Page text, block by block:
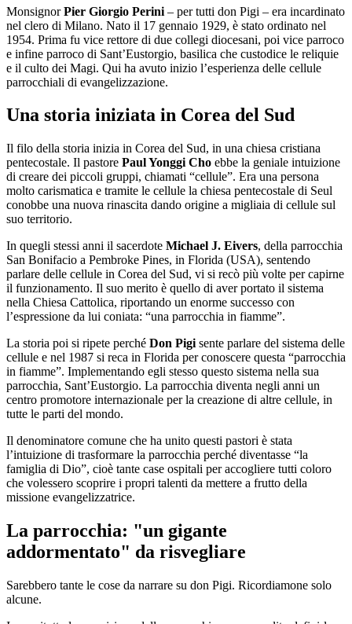
MonsignorPier Giorgio Perini – per tutti don Pigi – era incardinato
nel clero di Milano. Nato il 17 gennaio 1929, è stato ordinato nel
1954. Prima fu vice rettore di due collegi diocesani, poi vice parroco
e infine parroco di Sant’Eustorgio, basilica che custodice le reliquie
e il culto dei Magi. Qui ha avuto inizio l’esperienza delle cellule
parrocchiali di evangelizzazione.
Una storia iniziata in Corea del Sud
Il filo della storia inizia in Corea del Sud, in una chiesa cristiana
pentecostale. Il pastore Paul Yonggi Cho ebbe la geniale intuizione
di creare dei piccoli gruppi, chiamati “cellule”. Era una persona
molto carismatica e tramite le cellule la chiesa pentecostale di Seul
conobbe una nuova rinascita dando origine a migliaia di cellule sul
suo territorio.
In quegli stessi anni il sacerdote Michael J. Eivers, della parrocchia
San Bonifacio a Pembroke Pines, in Florida (USA), sentendo
parlare delle cellule in Corea del Sud, vi si recò più volte per capirne
il funzionamento. Il suo merito è quello di aver portato il sistema
nella Chiesa Cattolica, riportando un enorme successo con
l’espressione da lui coniata: “una parrocchia in fiamme”.
La storia poi si ripete perché Don Pigi sente parlare del sistema delle
cellule e nel 1987 si reca in Florida per conoscere questa “parrocchia
in fiamme”. Implementando egli stesso questo sistema nella sua
parrocchia, Sant’Eustorgio. La parrocchia diventa negli anni un
centro promotore internazionale per la creazione di altre cellule, in
tutte le parti del mondo.
Il denominatore comune che ha unito questi pastori è stata
l’intuizione di trasformare la parrocchia perché diventasse “la
famiglia di Dio”, cioè tante case ospitali per accogliere tutti coloro
che volessero scoprire i propri talenti da mettere a frutto della
missione evangelizzatrice.
La parrocchia: "un gigante
addormentato" da risvegliare
Sarebbero tante le cose da narrare su don Pigi. Ricordiamone solo
alcune.